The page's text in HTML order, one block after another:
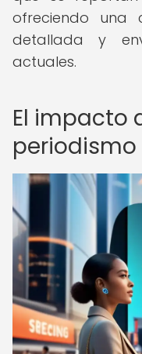
ofreciendo una
detallada y
actuales.
El impacto